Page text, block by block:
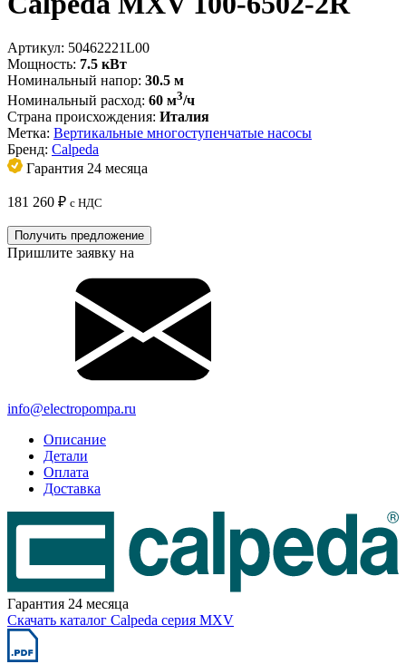
Артикул: 50462221L00
Мощность: 7.5 кВт
Номинальный напор: 30.5 м
Номинальный расход: 60 м3/ч
Страна происхождения: Италия
Метка: Вертикальные многоступенчатые насосы
Бренд: Calpeda
Гарантия 24 месяца
181 260 ₽ с НДС
Получить предложение
Пришлите заявку на
info@electropompa.ru
Описание
Детали
Оплата
Доставка
Гарантия 24 месяца
Скачать каталог Calpeda серия MXV